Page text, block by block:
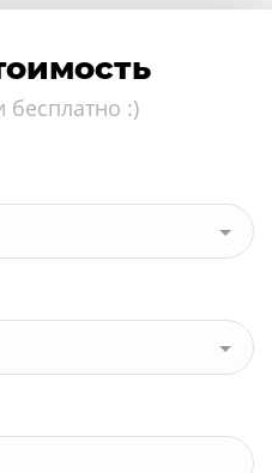
бесплатно :)